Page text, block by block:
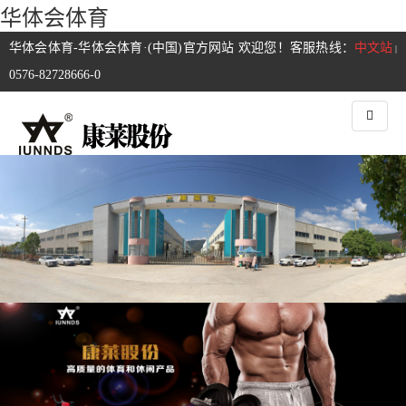
华体会体育
中文站 |
华体会体育-华体会体育·(中国)官方网站 欢迎您！客服热线：
0576-82728666-0